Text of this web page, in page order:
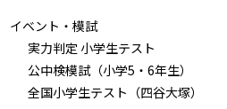
イベント・模試
実力判定 小学生テスト
公中検模試（小学5・6年生）
全国小学生テスト（四谷大塚）